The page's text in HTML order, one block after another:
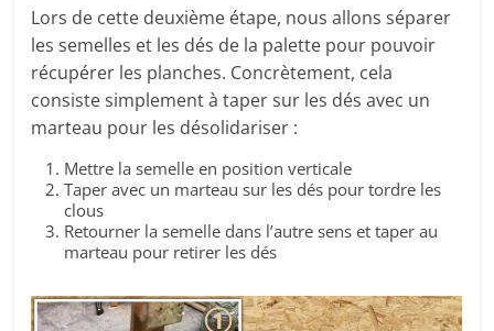
Lors de cette deuxième étape, nous allons séparer
les semelles et les dés de la palette pour pouvoir
récupérer les planches. Concrètement, cela
consiste simplement à taper sur les dés avec un
marteau pour les désolidariser :
Mettre la semelle en position verticale
Taper avec un marteau sur les dés pour tordre les
clous
Retourner la semelle dans l’autre sens et taper au
marteau pour retirer les dés